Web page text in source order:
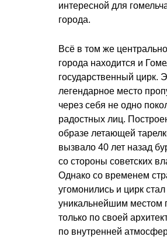
интересной для
города.
Всё в том же
города находится и
государственный цирк.
легендарное место
через себя не одно
радостных лиц.
образе летающей
вызвало 40 лет назад
со стороны советских
Однако со временем
угомонились и цирк стал
уникальнейшим местом
только по своей
по внутренней